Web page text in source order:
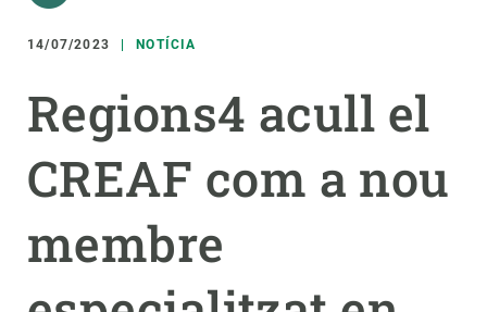
14/07/2023 NOTÍCIA
Regions4 acull el
CREAF com a nou
membre
responsive
Responsive
menu
RECERCA
CIÈNCIA EN ACCIÓ